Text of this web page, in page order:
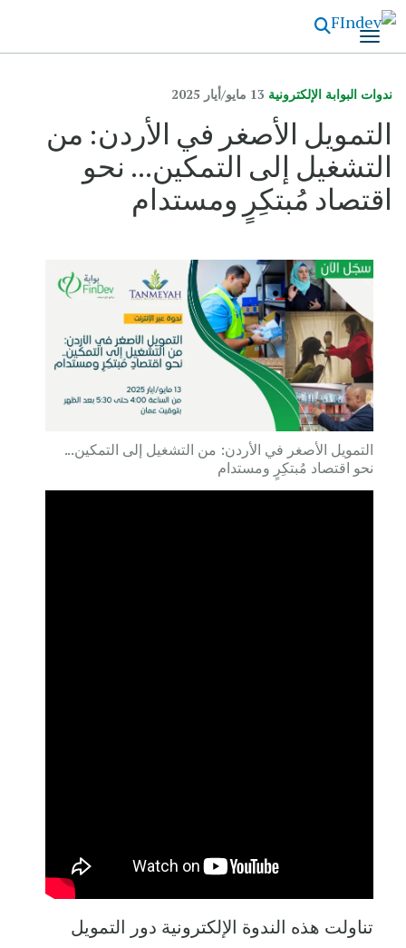
الرئيسي
ندوات البوابة الإلكترونية 13 مايو/‏أيار 2025
التمويل الأصغر في الأردن: من
التشغيل إلى التمكين... نحو
اقتصاد مُبتكِرٍ ومستدام
التمويل الأصغر في الأردن: من التشغيل إلى التمكين...
نحو اقتصاد مُبتكِرٍ ومستدام
تناولت هذه الندوة الإلكترونية دور التمويل